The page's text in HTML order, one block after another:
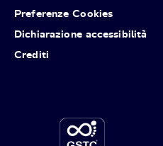
Preferenze Cookies
Dichiarazione accessibilità
Crediti